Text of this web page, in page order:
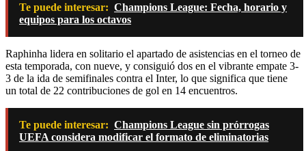
Te puede interesar: Champions League: Fecha, horario y
equipos para los octavos
Raphinha lidera en solitario el apartado de asistencias en el torneo de
esta temporada, con nueve, y consiguió dos en el vibrante empate 3-
3 de la ida de semifinales contra el Inter, lo que significa que tiene
un total de 22 contribuciones de gol en 14 encuentros.
Te puede interesar: Champions League sin prórrogas
UEFA considera modificar el formato de eliminatorias